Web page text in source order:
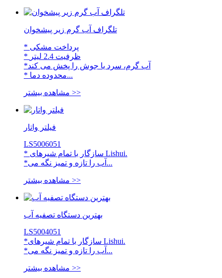
تلگراف آب گرم زیر پیشخوان
* پرداخت مشکی
* ظرفیت 2.4 لیتر
*آب گرم، سرد یا جوش را پخش می کند
* محدوده دما...
مشاهده بیشتر >>
فیلتر واتار
LS5006051
* سازگار با تمام شیرهای Lishui.
*آب را تازه و تمیز نگه می...
مشاهده بیشتر >>
بهترین دستگاه تصفیه آب
LS5004051
*سازگار با تمام شیرهای Lishui.
*آب را تازه و تمیز نگه می...
مشاهده بیشتر >>